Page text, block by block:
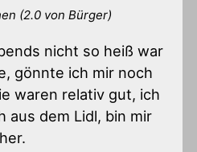
(2.0 von Bürger)
nicht so heiß war
gönnte ich mir noch
waren relativ gut, ich
aus dem Lidl, bin mir